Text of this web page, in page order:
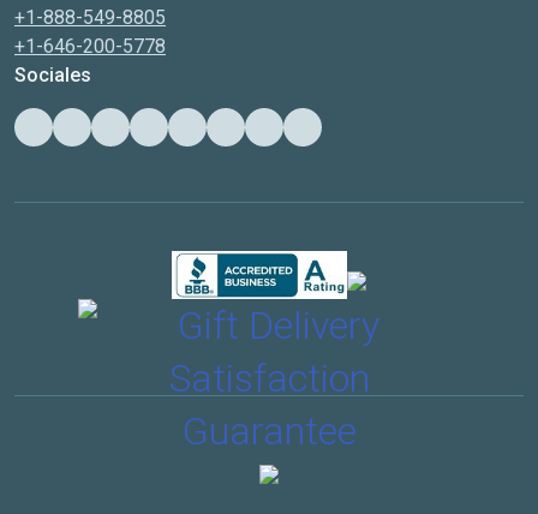
+1-888-549-8805
+1-646-200-5778
Sociales